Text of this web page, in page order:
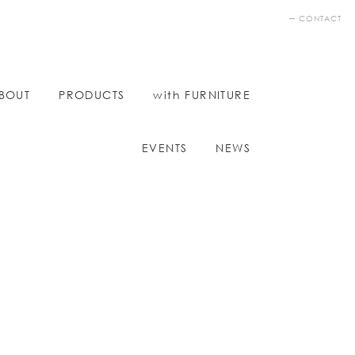
CONTACT
PRODUCTS with FURNITURE
EVENTS NEWS